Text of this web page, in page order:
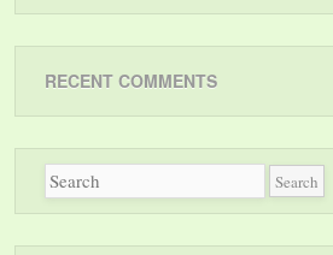
RECENT COMMENTS